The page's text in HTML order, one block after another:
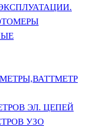
ЭЛ. ЦЕПЕЙ
УЗО